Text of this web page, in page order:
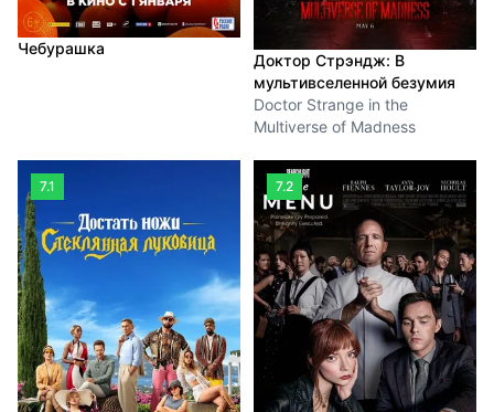
Чебурашка
Доктор Стрэндж: В
мультивселенной безумия
Doctor Strange in the
Multiverse of Madness
7.1 7.2